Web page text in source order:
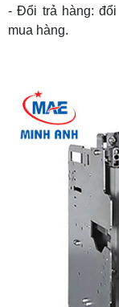
- Đổi trả hàng:
mua hàng.